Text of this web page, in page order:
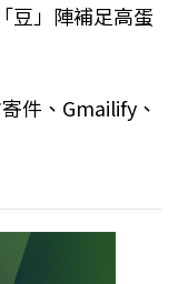
豆」陣補足高蛋
件、Gmailify、